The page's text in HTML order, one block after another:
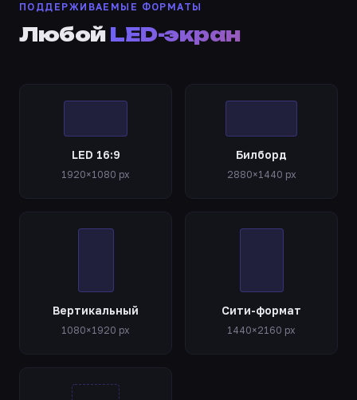
ПОДДЕРЖИВАЕМЫЕ ФОРМАТЫ
Любой LED-экран
LED 16:9
1920×1080 px
Билборд
2880×1440 px
Вертикальный
1080×1920 px
Сити-формат
1440×2160 px